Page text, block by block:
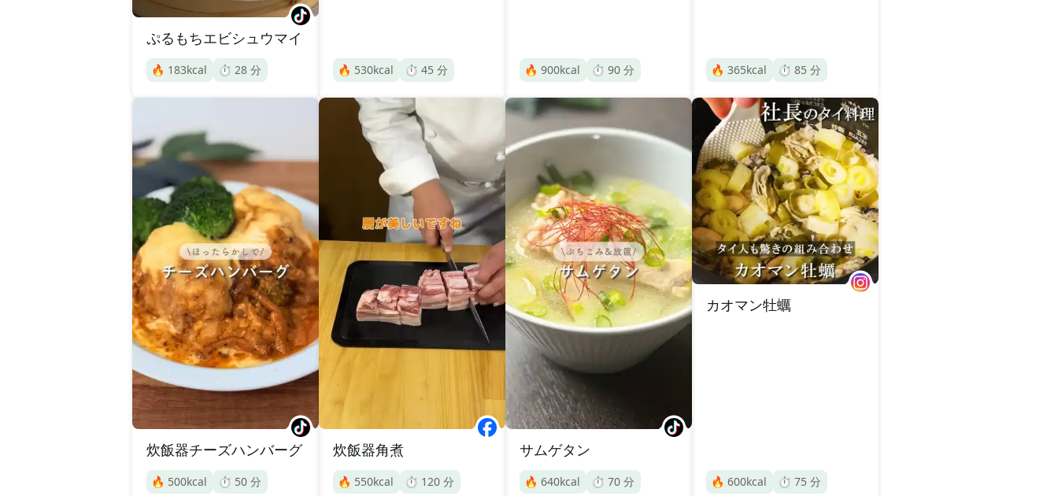
ぷるもちエビシュウマイ
🔥 183kcal ⏱️ 28 分 🔥 530kcal ⏱️ 45 分 🔥 900kcal ⏱️ 90 分 🔥 365kcal ⏱️ 85 分
炊飯器チーズハンバーグ
🔥 500kcal ⏱️ 50 分
炊飯器角煮
🔥 550kcal ⏱️ 120 分
サムゲタン
🔥 640kcal ⏱️ 70 分
カオマン牡蠣
🔥 600kcal ⏱️ 75 分